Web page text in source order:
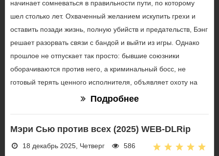
начинает сомневаться в правильности пути, по которому
шел столько лет. Охваченный желанием искупить грехи и
оставить позади жизнь, полную убийств и предательств, Бэнг
решает разорвать связи с бандой и выйти из игры. Однако
прошлое не отпускает так просто: бывшие союзники
оборачиваются против него, а криминальный босс, не
готовый терять ценного исполнителя, объявляет охоту на
Подробнее
Мэри Сью против всех (2025) WEB-DLRip
18 декабрь 2025, Четверг 586